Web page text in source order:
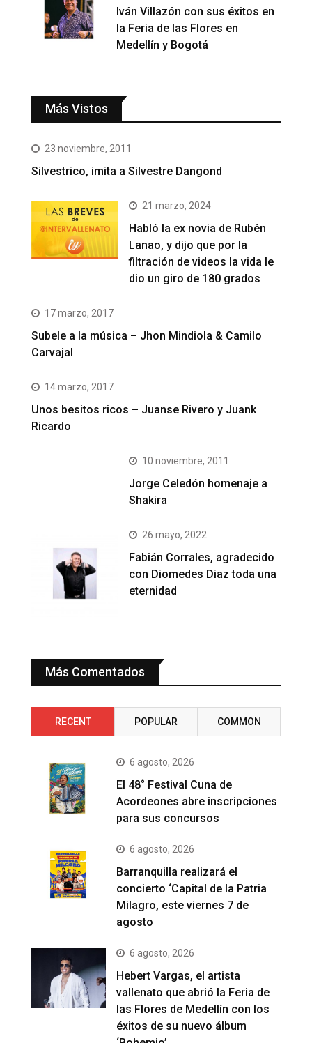
Iván Villazón con sus éxitos en
la Feria de las Flores en
Medellín y Bogotá
Más Vistos
23 noviembre, 2011
Silvestrico, imita a Silvestre Dangond
21 marzo, 2024
Habló la ex novia de Rubén
Lanao, y dijo que por la
filtración de videos la vida le
dio un giro de 180 grados
17 marzo, 2017
Subele a la música – Jhon Mindiola & Camilo
Carvajal
14 marzo, 2017
Unos besitos ricos – Juanse Rivero y Juank
Ricardo
10 noviembre, 2011
Jorge Celedón homenaje a
Shakira
26 mayo, 2022
Fabián Corrales, agradecido
con Diomedes Diaz toda una
eternidad
Más Comentados
RECENT POPULAR COMMON
6 agosto, 2026
El 48° Festival Cuna de
Acordeones abre inscripciones
para sus concursos
6 agosto, 2026
Barranquilla realizará el
concierto ‘Capital de la Patria
Milagro, este viernes 7 de
agosto
6 agosto, 2026
Hebert Vargas, el artista
vallenato que abrió la Feria de
las Flores de Medellín con los
éxitos de su nuevo álbum